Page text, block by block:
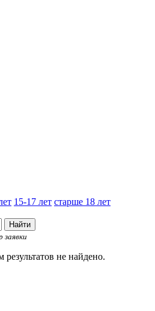
15-17 лет старше 18 лет
Найти
заявки
не найдено.